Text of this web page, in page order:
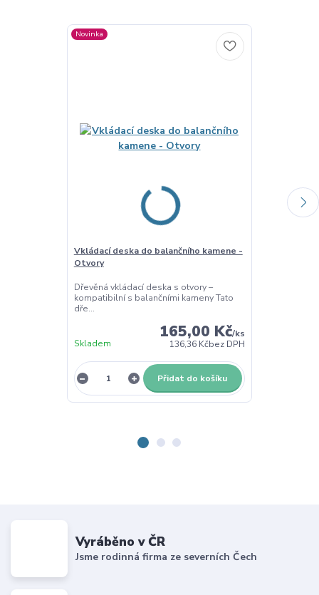
Novinka
Vkládací deska do balančního kamene -
Otvory
Dřevěná vkládací deska s otvory –
kompatibilní s balančními kameny Tato
dře...
165,00 Kč/ks
136,36 Kčbez DPH
Skladem
Přidat do košíku
Vyráběno v ČR
Jsme rodinná firma ze severních Čech